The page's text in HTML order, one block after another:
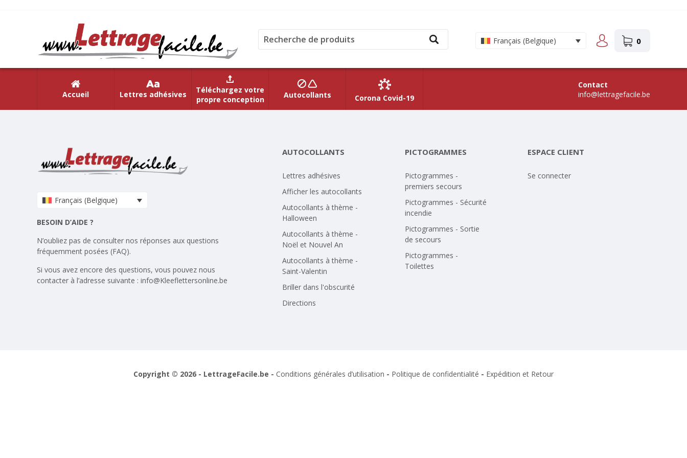
Français (Belgique) 0
Accueil Lettres adhésives
Téléchargez votre
propre conception
Autocollants Corona Covid-19
Contact
info@lettragefacile.be
Français (Belgique)
BESOIN D’AIDE ?
N’oubliez pas de consulter nos réponses aux questions
fréquemment posées (FAQ).
Si vous avez encore des questions, vous pouvez nous
contacter à l’adresse suivante : info@Kleeflettersonline.be
AUTOCOLLANTS
Lettres adhésives
Afficher les autocollants
Autocollants à thème -
Halloween
Autocollants à thème -
Noël et Nouvel An
Autocollants à thème -
Saint-Valentin
Briller dans l'obscurité
Directions
PICTOGRAMMES
Pictogrammes -
premiers secours
Pictogrammes - Sécurité
incendie
Pictogrammes - Sortie
de secours
Pictogrammes -
Toilettes
ESPACE CLIENT
Se connecter
Copyright © 2026 - LettrageFacile.be - Conditions générales d’utilisation - Politique de confidentialité - Expédition et Retour